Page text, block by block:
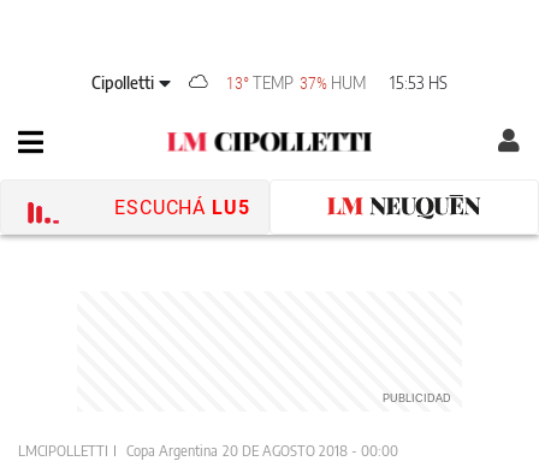
Cipolletti 13°TEMP 37% HUM 15:53 HS
ESCUCHÁ LU5
LMCIPOLLETTI Copa Argentina 20 DE AGOSTO 2018 - 00:00